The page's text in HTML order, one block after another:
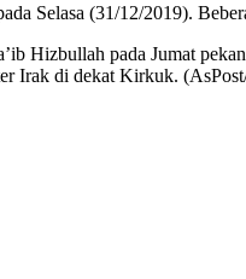
Selasa (31/12/2019).
Hizbullah pada Jumat
Irak di dekat Kirkuk.